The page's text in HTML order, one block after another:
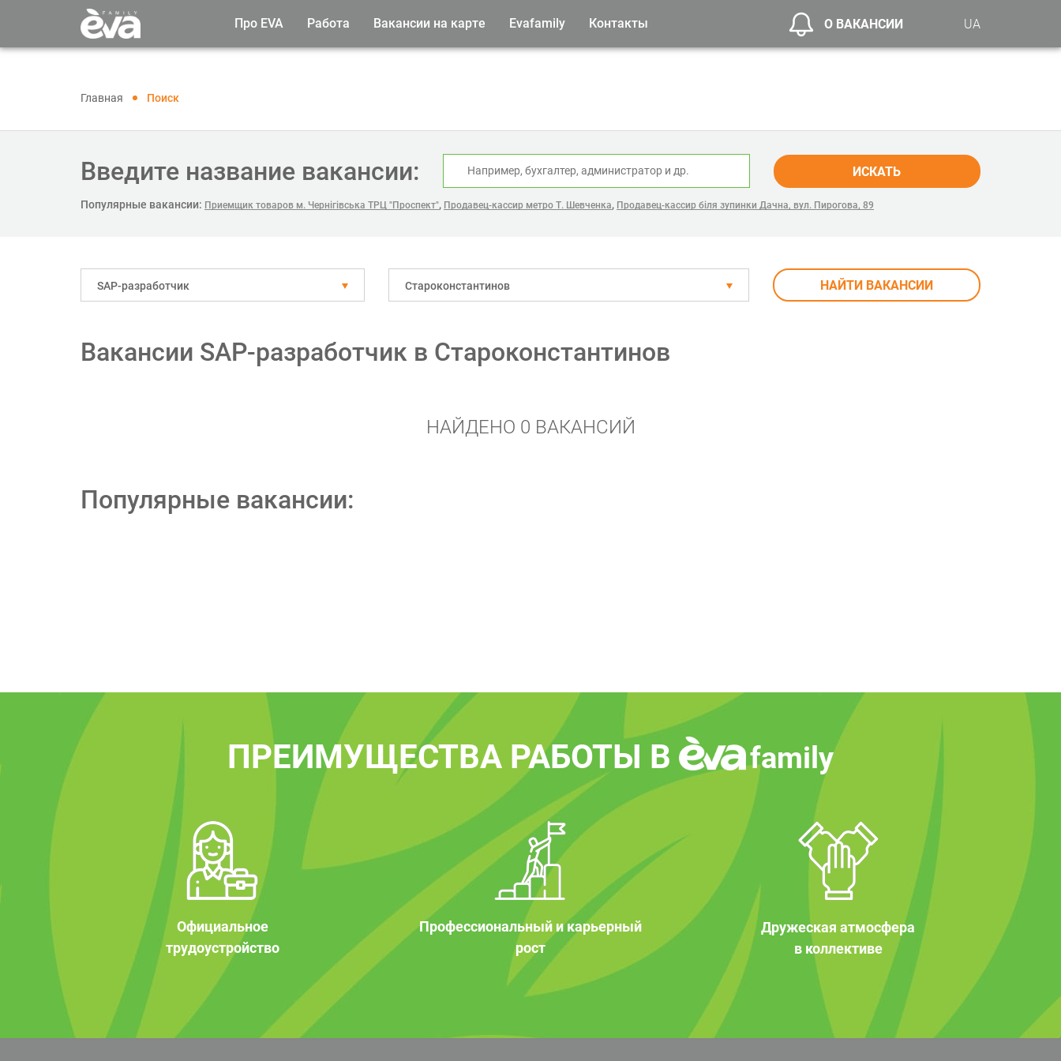
Про EVA Работа Вакансии на карте Evafamily Контакты О ВАКАНСИИ UA
Главная Поиск
Введите название вакансии: ИСКАТЬ
Популярные вакансии: Приемщик товаров м. Чернігівська ТРЦ "Проспект", Продавец-кассир метро Т. Шевченка, Продавец-кассир біля зупинки Дачна, вул. Пирогова, 89
SAP-разработчик Староконстантинов НАЙТИ ВАКАНСИИ
Вакансии SAP-разработчик в Староконстантинов
НАЙДЕНО 0 ВАКАНСИЙ
Популярные вакансии:
ПРЕИМУЩЕСТВА РАБОТЫ В family
Официальное
трудоустройство
Профессиональный и карьерный
рост
Дружеская атмосфера
в коллективе